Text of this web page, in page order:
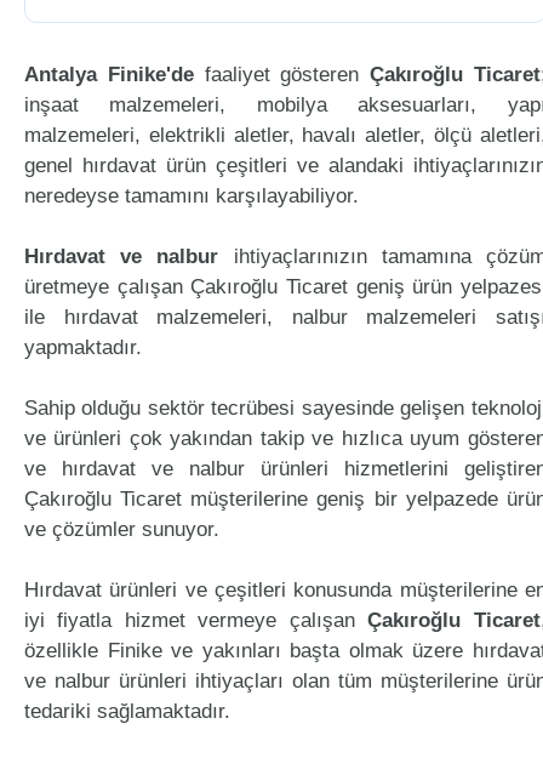
Antalya Finike'defaaliyet gösterenÇakıroğlu Ticaret
inşaat malzemeleri, mobilya aksesuarları,
malzemeleri, elektrikli aletler, havalı aletler, ölçü
genel hırdavat ürün çeşitleri ve alandaki
neredeyse tamamını karşılayabiliyor.
Hırdavat ve nalbur ihtiyaçlarınızın tamamına
üretmeye çalışan Çakıroğlu Ticaret geniş ürün
ile hırdavat malzemeleri, nalbur malzemeleri
yapmaktadır.
Sahip olduğu sektör tecrübesi sayesinde gelişen
ve ürünleri çok yakından takip ve hızlıca uyum
ve hırdavat ve nalbur ürünleri hizmetlerini
Çakıroğlu Ticaret müşterilerine geniş bir yelpazede
ve çözümler sunuyor.
Hırdavat ürünleri ve çeşitleri konusunda müşterilerine
iyi fiyatla hizmet vermeye çalışanÇakıroğlu Ticaret
özellikle Finike ve yakınları başta olmak üzere
ve nalbur ürünleri ihtiyaçları olan tüm müşterilerine
tedariki sağlamaktadır.